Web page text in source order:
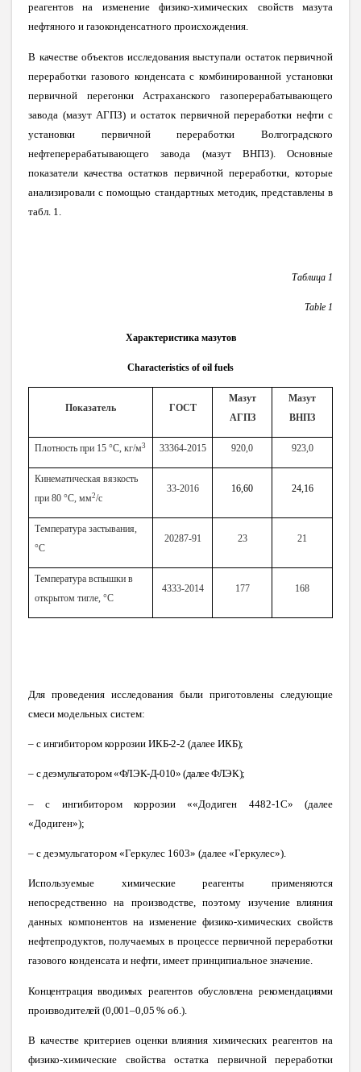
реагентов на изменение физико-химических свойств мазута
нефтяного и газоконденсатного происхождения.
В качестве объектов исследования выступали остаток первичной
переработки газового конденсата с комбинированной установки
первичной перегонки Астраханского газоперерабатывающего
завода (мазут АГПЗ) и остаток первичной переработки нефти с
установки первичной переработки Волгоградского
нефтеперерабатывающего завода (мазут ВНПЗ). Основные
показатели качества остатков первичной переработки, которые
анализировали с помощью стандартных методик, представленыв
табл. 1.
Таблица 1
Table 1
Характеристика мазутов
Characteristics of oil fuels
Показатель ГОСТ
Мазут
АГПЗ
Мазут
ВНПЗ
Плотность при 15 °C, кг/м3 33364-2015 920,0 923,0
Кинематическая вязкость
при 80 °С, мм2/с
33-2016 16,60 24,16
Температура застывания,
°С
20287-91 23 21
Температура вспышки в
открытом тигле, °С
4333-2014 177 168
Для проведения исследования были приготовлены следующие
смеси модельных систем:
– с ингибитором коррозии ИКБ-2-2 (далее ИКБ);
– с деэмульгатором «ФЛЭК-Д-010» (далее ФЛЭК);
– с ингибитором коррозии ««Додиген 4482-1С» (далее
«Додиген»);
– с деэмульгатором «Геркулес 1603» (далее «Геркулес»).
Используемые химические реагенты применяются
непосредственно на производстве, поэтому изучение влияния
данных компонентов на изменение физико-химических свойств
нефтепродуктов, получаемых в процессе первичной переработки
газового конденсата и нефти, имеет принципиальное значение.
Концентрация вводимых реагентов обусловлена рекомендациями
производителей (0,001–0,05 % об. ).
В качестве критериев оценки влияния химических реагентов на
физико-химические свойства остатка первичной переработки